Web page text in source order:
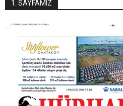
1. SAYFAMIZ